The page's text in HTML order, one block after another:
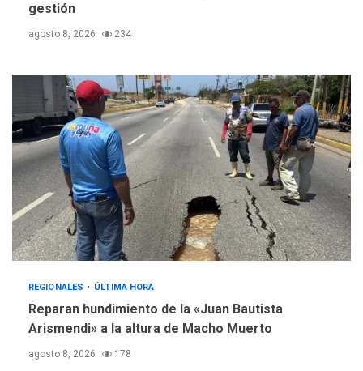
gestión
agosto 8, 2026 234
REGIONALES ÚLTIMA HORA
Reparan hundimiento de la «Juan Bautista
Arismendi» a la altura de Macho Muerto
agosto 8, 2026 178